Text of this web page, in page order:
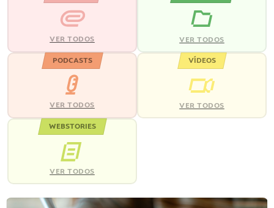
VER TODOS VER TODOS
PODCASTS
VER TODOS
VÍDEOS
VER TODOS
WEBSTORIES
VER TODOS